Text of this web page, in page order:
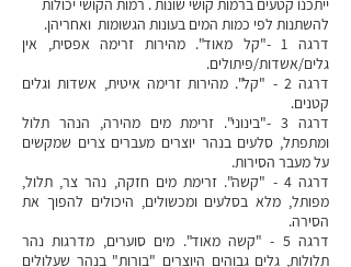
ייתכנו קטעים ברמות קושי שונות . רמות הקושי יכולות
להשתנות לפי כמות המים בעונות הגשומות ואחריהן.
דרגה 1 -"קל מאוד". מהירות זרימה אפסית, אין
גלים/אשדות/פיתולים.
דרגה 2 - "קל". מהירות זרימה איטית, אשדות וגלים
קטנים.
דרגה 3 -"בינוני". זרימת מים מהירה, הנהר תלול
ומתפתל, סלעים בנהר יוצרים מעברים צרים שמקשים
על מעבר הסירות.
דרגה 4 - "קשה". זרימת מים חזקה, נהר צר, תלול,
מפותל, מלא בסלעים ומכשולים, היכולים להפוך את
הסירה.
דרגה 5 - "קשה מאוד". מים סוערים, מדרגות נהר
תלולות, גלים גבוהים היוצרים "בורות" בנהר שעלולים